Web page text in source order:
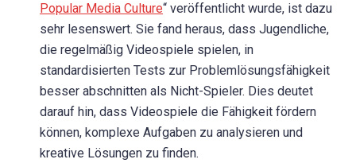
Popular Media Culture“ veröffentlicht wurde, ist dazu
sehr lesenswert. Sie fand heraus, dass Jugendliche,
die regelmäßig Videospiele spielen, in
standardisierten Tests zur Problemlösungsfähigkeit
besser abschnitten als Nicht-Spieler. Dies deutet
darauf hin, dass Videospiele die Fähigkeit fördern
können, komplexe Aufgaben zu analysieren und
kreative Lösungen zu finden.